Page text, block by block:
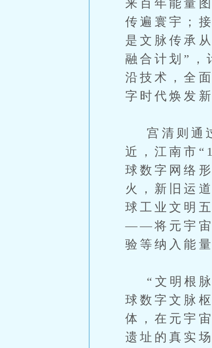
来百年能量
传遍寰宇；
是文脉传承
融合计划”，
沿技术，全
字时代焕发
宫清则通过
近，江南市
球数字网络
火，新旧运
球工业文明
——将元宇宙
验等纳入能
“文明根脉
球数字文脉
体，在元宇
遗址的真实